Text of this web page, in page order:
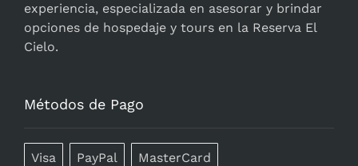
experiencia, especializada en asesorar y brindar
opciones de hospedaje y tours en la Reserva El
Cielo.
Métodos de Pago
Visa PayPal MasterCard